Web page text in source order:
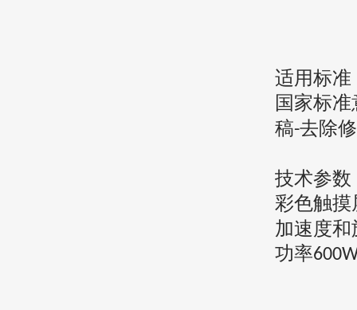
适用标准
国家标
稿-去除
技术参数
彩色触摸
加速度
功率600